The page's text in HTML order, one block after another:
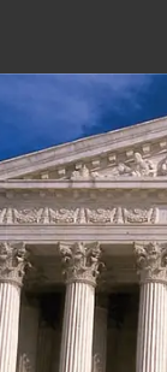
contenido